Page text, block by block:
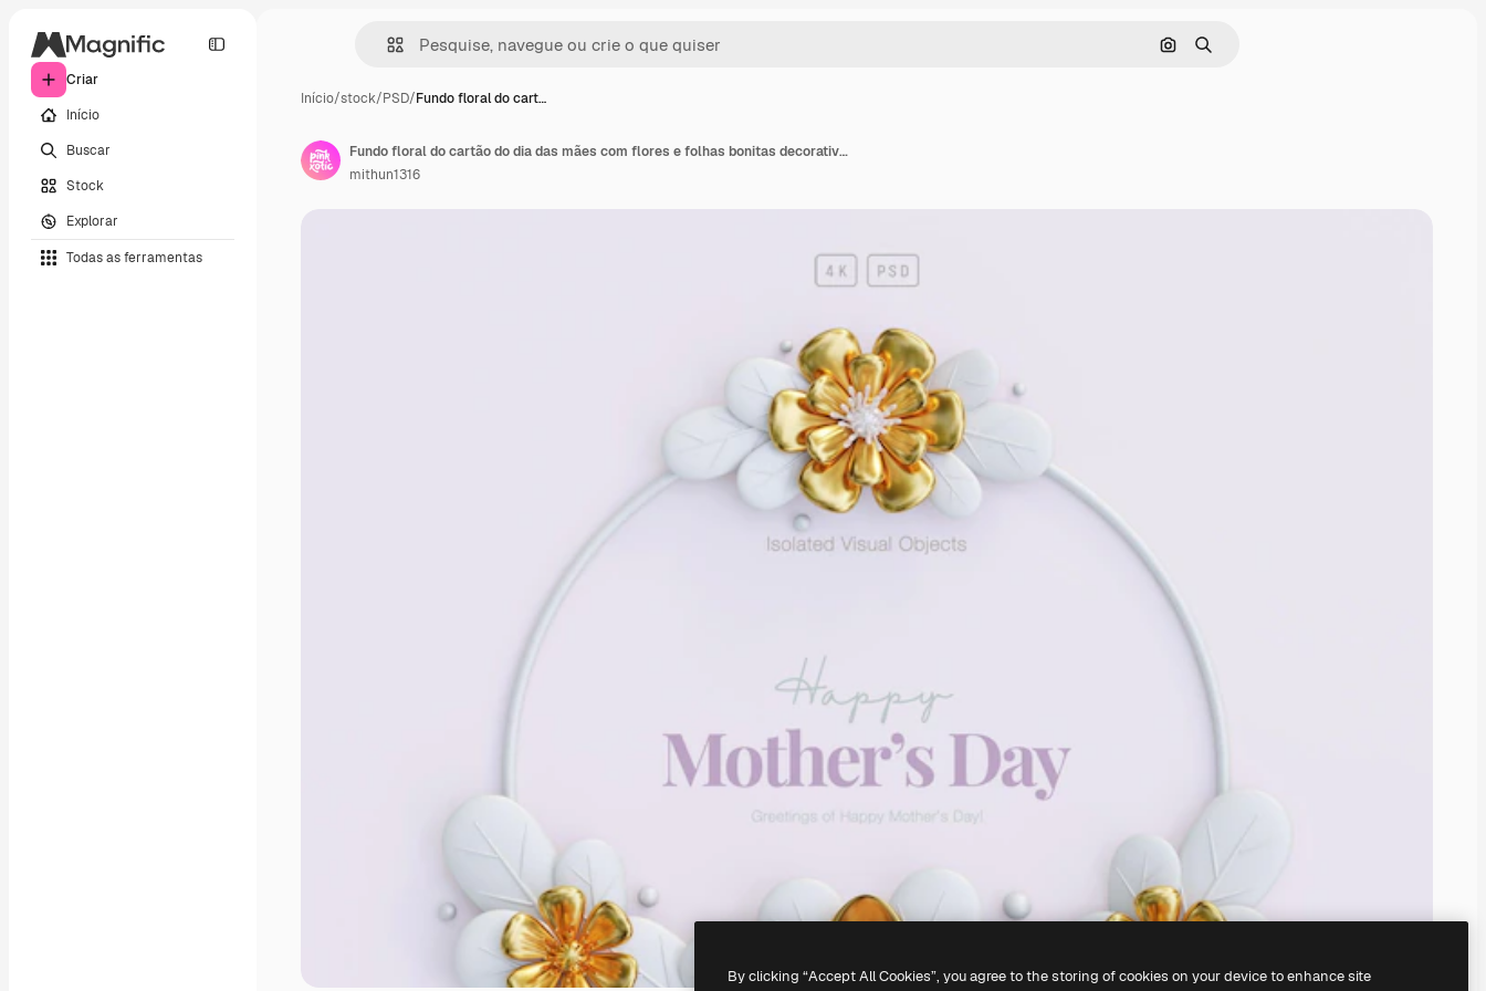
Criar
Início
Buscar
Stock
Explorar
Todas as ferramentas
Pesquisar por imagem
Buscar
Início/stock/PSD/Fundo floral do cart…
Fundo floral do cartão do dia das mães com flores e folhas bonitas decorativas
mithun1316
By clicking “Accept All Cookies”, you agree to the storing of cookies on your device to enhance site